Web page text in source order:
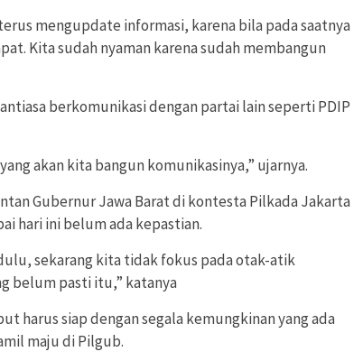
mengupdate informasi, karena bila pada saatnya
Kita sudah nyaman karena sudah membangun
berkomunikasi dengan partai lain seperti PDIP
akan kita bangun komunikasinya,” ujarnya.
Gubernur Jawa Barat di kontesta Pilkada Jakarta
hari ini belum ada kepastian.
sekarang kita tidak fokus pada otak-atik
belum pasti itu,” katanya
harus siap dengan segala kemungkinan yang ada
maju di Pilgub.